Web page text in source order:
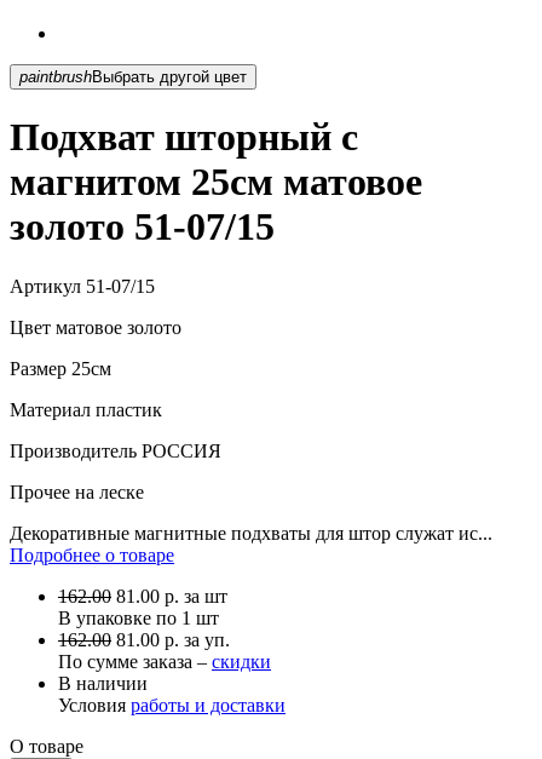
paintbrush Выбрать другой цвет
Подхват шторный с
магнитом 25см матовое
золото 51-07/15
Артикул 51-07/15
Цвет матовое золото
Размер 25см
Материал пластик
Производитель РОССИЯ
Прочее на леске
Декоративные магнитные подхваты для штор служат ис...
Подробнее о товаре
162.00 81.00 р. за шт
В упаковке по 1 шт
162.00 81.00 р. за уп.
По сумме заказа – скидки
В наличии
Условия работы и доставки
О товаре